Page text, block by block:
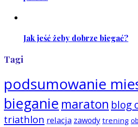
Jak jeść żeby dobrze biegać?
Tagi
podsumowanie
bieganie maraton blog
triathlon relacja zawody trening